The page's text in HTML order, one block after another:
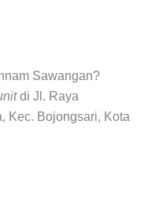
Sawangan?
di Jl. Raya
Kec. Bojongsari, Kota